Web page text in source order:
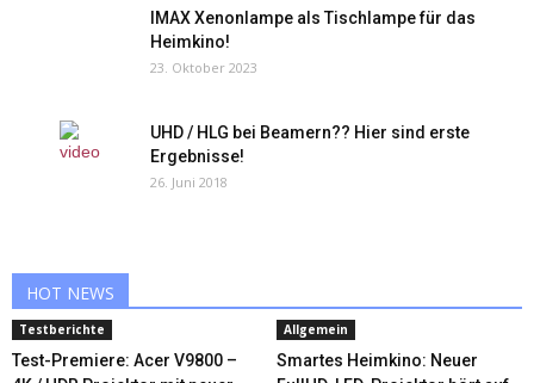
IMAX Xenonlampe als Tischlampe für das
Heimkino!
23. Oktober 2023
UHD / HLG bei Beamern?? Hier sind erste
Ergebnisse!
26. Juni 2018
HOT NEWS
Testberichte
Test-Premiere: Acer V9800 –
Allgemein
Smartes Heimkino: Neuer